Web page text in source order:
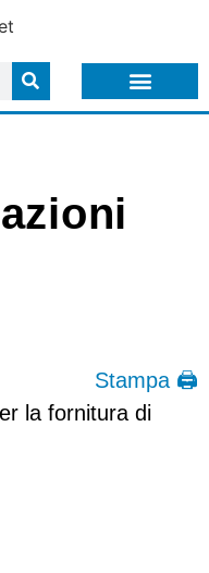
Stampa 🖨
la fornitura di